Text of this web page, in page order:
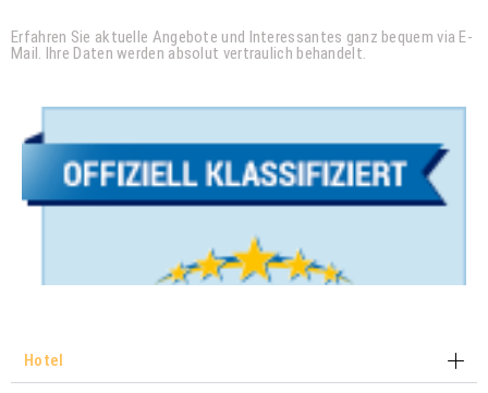
Erfahren Sie aktuelle Angebote und Interessantes ganz bequem via E-
Mail. Ihre Daten werden absolut vertraulich behandelt.
Hotel